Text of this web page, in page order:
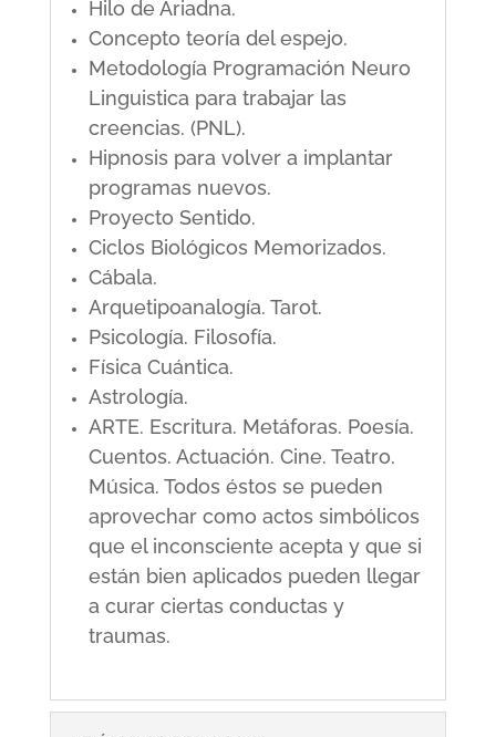
Hilo de Ariadna.
Concepto teoría del espejo.
Metodología Programación Neuro
Linguistica para trabajar las
creencias. (PNL).
Hipnosis para volver a implantar
programas nuevos.
Proyecto Sentido.
Ciclos Biológicos Memorizados.
Cábala.
Arquetipoanalogía. Tarot.
Psicología. Filosofía.
Física Cuántica.
Astrología.
ARTE. Escritura. Metáforas. Poesía.
Cuentos. Actuación. Cine. Teatro.
Música. Todos éstos se pueden
aprovechar como actos simbólicos
que el inconsciente acepta y que si
están bien aplicados pueden llegar
a curar ciertas conductas y
traumas.